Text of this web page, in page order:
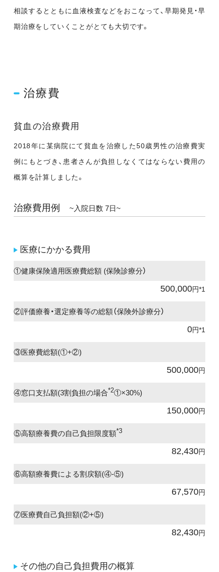
相談するとともに血液検査などをおこなって、早期発見・早
期治療をしていくことがとても大切です。
治療費
貧血の治療費用
2018年に某病院にて貧血を治療した50歳男性の治療費実
例にもとづき、患者さんが負担しなくてはならない費用の
概算を計算しました。
治療費用例 ~入院日数 7日~
医療にかかる費用
①健康保険適用医療費総額 (保険診療分）
500,000円*1
②評価療養・選定療養等の総額（保険外診療分）
0円*1
③医療費総額(①+②)
500,000円
④窓口支払額(3割負担の場合*2①×30%)
150,000円
⑤高額療養費の自己負担限度額*3
82,430円
⑥高額療養費による割戻額(④-⑤)
67,570円
⑦医療費自己負担額(②+⑤)
82,430円
その他の自己負担費用の概算